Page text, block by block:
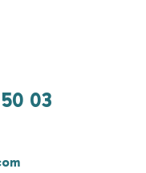
03